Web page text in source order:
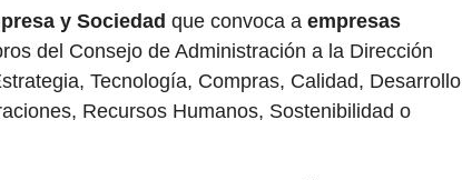
y Sociedad que convoca a empresas
del Consejo de Administración a la Dirección
Tecnología, Compras, Calidad, Desarrollo
Recursos Humanos, Sostenibilidad o